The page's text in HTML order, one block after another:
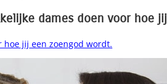
dames doen voor hoe
jij een zoengod wordt.